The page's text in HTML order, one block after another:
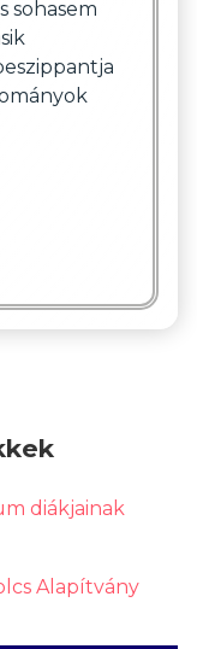
sohasem
diákjainak
Alapítvány